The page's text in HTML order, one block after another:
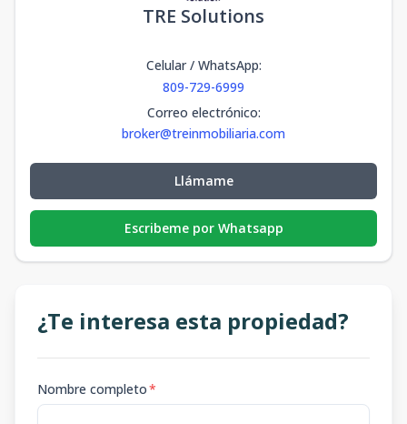
TRE Solutions
Celular / WhatsApp:
809-729-6999
Correo electrónico:
broker@treinmobiliaria.com
Llámame
Escribeme por Whatsapp
¿Te interesa esta propiedad?
Nombre completo*